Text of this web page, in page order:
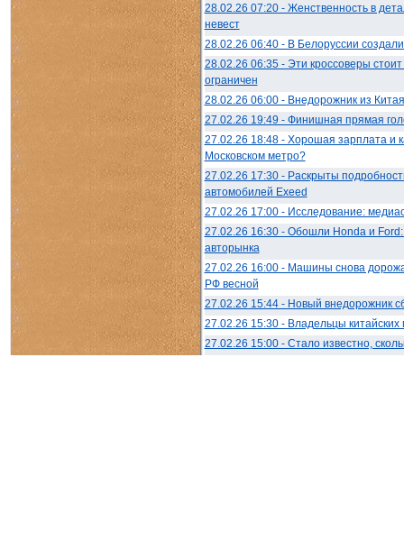
28.02.26 07:20 - Женственность в
невест
28.02.26 06:40 - В Белоруссии
28.02.26 06:35 - Эти кроссоверы
ограничен
28.02.26 06:00 - Внедорожник из
27.02.26 19:49 - Финишная прямая
27.02.26 18:48 - Хорошая зарплата и
Московском метро?
27.02.26 17:30 - Раскрыты
автомобилей Exeed
27.02.26 17:00 - Исследование:
27.02.26 16:30 - Обошли Honda и Ford:
авторынка
27.02.26 16:00 - Машины снова
РФ весной
27.02.26 15:44 - Новый внедорожник
27.02.26 15:30 - Владельцы
27.02.26 15:00 - Стало известно,